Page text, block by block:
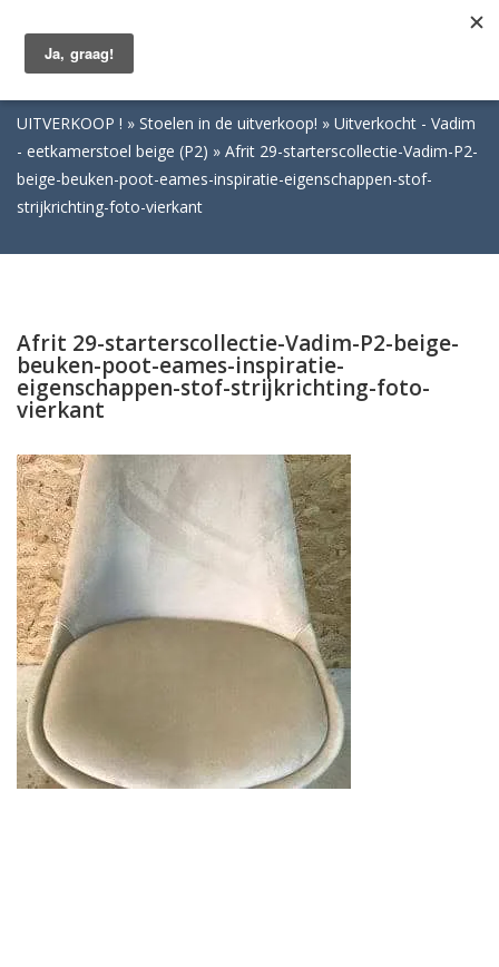
UITVERKOOP ! Stoelen in de uitverkoop!
Uitverkocht - Vadim
- eetkamerstoel beige (P2)
Afrit 29-starterscollectie-Vadim-P2-
beige-beuken-poot-eames-inspiratie-eigenschappen-stof-
strijkrichting-foto-vierkant
Afrit 29-starterscollectie-Vadim-P2-beige-
beuken-poot-eames-inspiratie-
eigenschappen-stof-strijkrichting-foto-
vierkant